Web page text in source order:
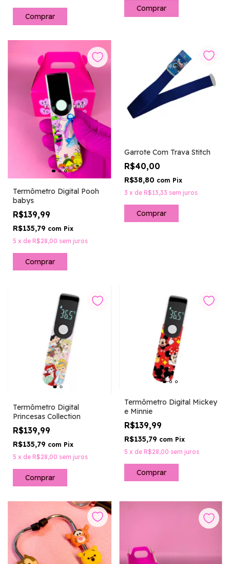
Termômetro Digital Pooh
babys
R$139,99
R$135,79 com Pix
5 x de R$28,00 sem juros
Garrote Com Trava Stitch
R$40,00
R$38,80 com Pix
3 x de R$13,33 sem juros
Termômetro Digital
Princesas Collection
R$139,99
R$135,79 com Pix
5 x de R$28,00 sem juros
Termômetro Digital Mickey
e Minnie
R$139,99
R$135,79 com Pix
5 x de R$28,00 sem juros